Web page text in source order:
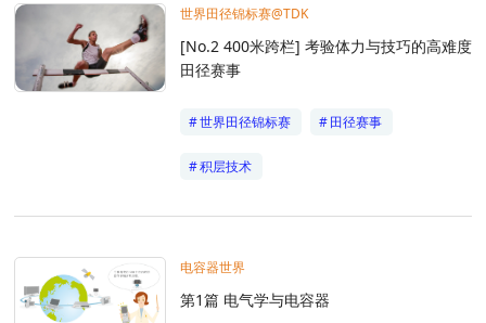
世界田径锦标赛@TDK
[No.2 400米跨栏] 考验体力与技巧的高难度
田径赛事
世界田径锦标赛 田径赛事
积层技术
电容器世界
第1篇 电气学与电容器